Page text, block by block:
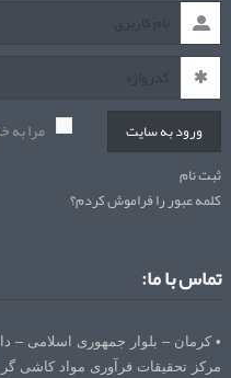
ورود به سایت مرا به
ثبت نام
کلمه عبور را فراموش کردم؟
تماس با ما:
• کرمان – بلوار جمهوری اسلامی –
مرکز تحقیقات فرآوری مواد کاشی گر